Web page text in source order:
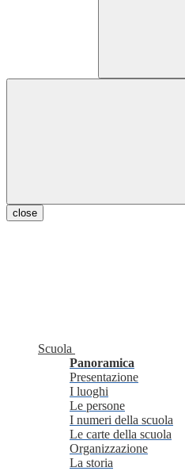
close
Scuola
Panoramica
Presentazione
I luoghi
Le persone
I numeri della scuola
Le carte della scuola
Organizzazione
La storia